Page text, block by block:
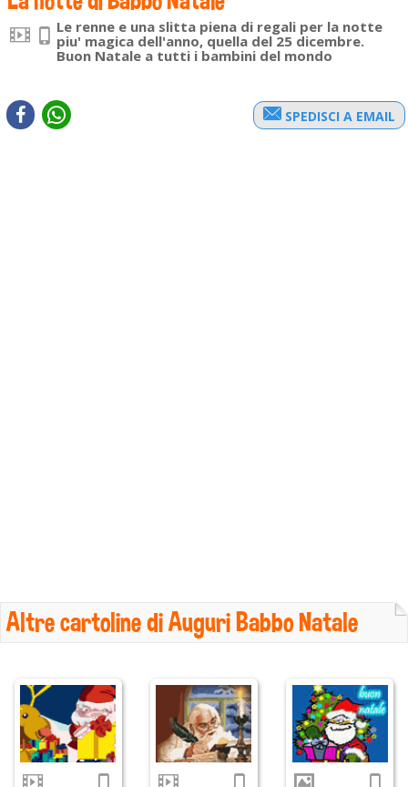
Le renne e una slitta piena di regali per la notte
piu' magica dell'anno, quella del 25 dicembre.
Buon Natale a tutti i bambini del mondo
SPEDISCI A EMAIL
Altre cartoline di Auguri Babbo Natale